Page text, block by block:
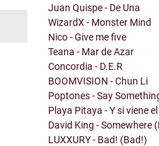
Juan Quispe - De Una
WizardX - Monster Mind
Nico - Give me five
Teana - Mar de Azar
Concordia - D.E.R
BOOMVISION - Chun Li
Poptones - Say
Playa Pitaya - Y si viene
David King - Somewhere
LUXXURY - Bad! (Bad!)